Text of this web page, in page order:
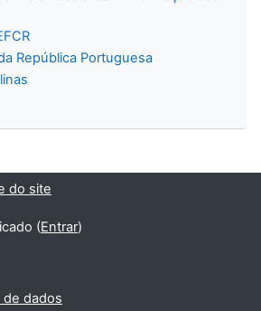
República Portuguesa
do site
(Entrar)
de dados